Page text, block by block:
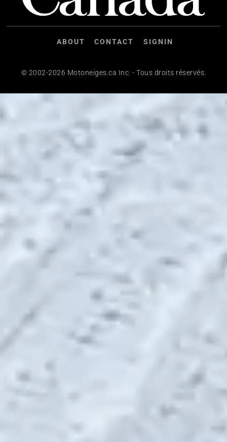
ABOUT CONTACT SIGNIN
© 2002-2026 Motoneiges.ca Inc. - Tous droits réservés.